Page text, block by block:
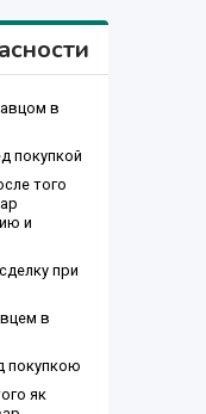
в
покупкой
того
и
при
в
покупкою
як